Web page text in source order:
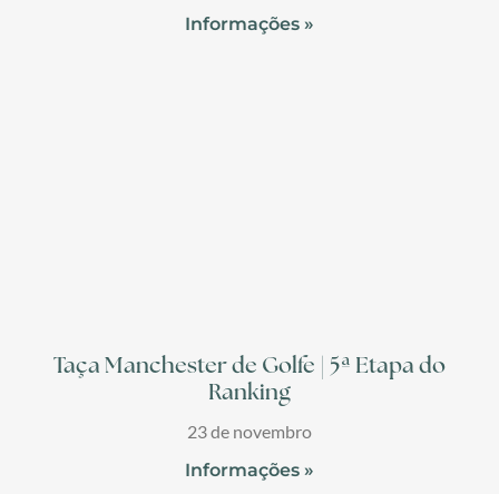
Informações »
Taça Manchester de Golfe | 5ª Etapa do
Ranking
23 de novembro
Informações »